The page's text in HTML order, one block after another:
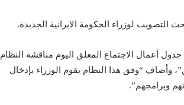
لوزراء الحكومة الايرانية الجديدة.
أعمال الاجتماع المغلق اليوم مناقشة النظام
وأضاف “وفق هذا النظام يقوم الوزراء بإدخال
وبرامجهم”.